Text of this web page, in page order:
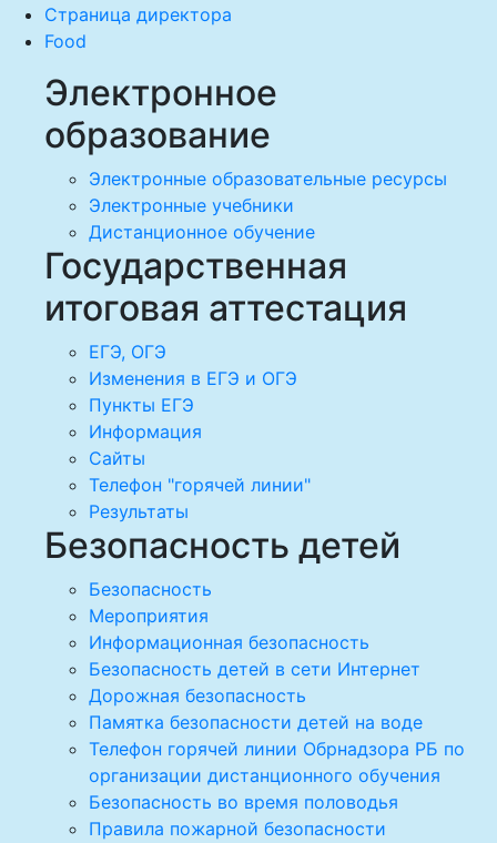
Страница директора
Food
Электронное
образование
Электронные образовательные ресурсы
Электронные учебники
Дистанционное обучение
Государственная
итоговая аттестация
ЕГЭ, ОГЭ
Изменения в ЕГЭ и ОГЭ
Пункты ЕГЭ
Информация
Сайты
Телефон "горячей линии"
Результаты
Безопасность детей
Безопасность
Мероприятия
Информационная безопасность
Безопасность детей в сети Интернет
Дорожная безопасность
Памятка безопасности детей на воде
Телефон горячей линии Обрнадзора РБ по
организации дистанционного обучения
Безопасность во время половодья
Правила пожарной безопасности